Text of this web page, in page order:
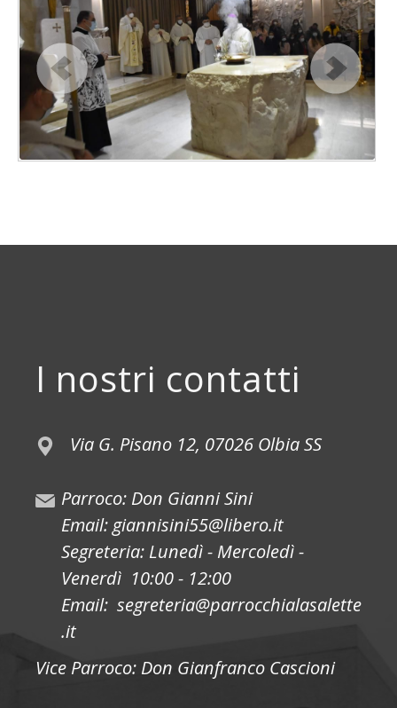
I nostri contatti
Via G. Pisano 12, 07026 Olbia SS
Parroco: Don Gianni Sini
Email: giannisini55@libero.it
Segreteria: Lunedì - Mercoledì -
Venerdì 10:00 - 12:00
Email: segreteria@parrocchialasalette
.it
Vice Parroco: Don Gianfranco Cascioni